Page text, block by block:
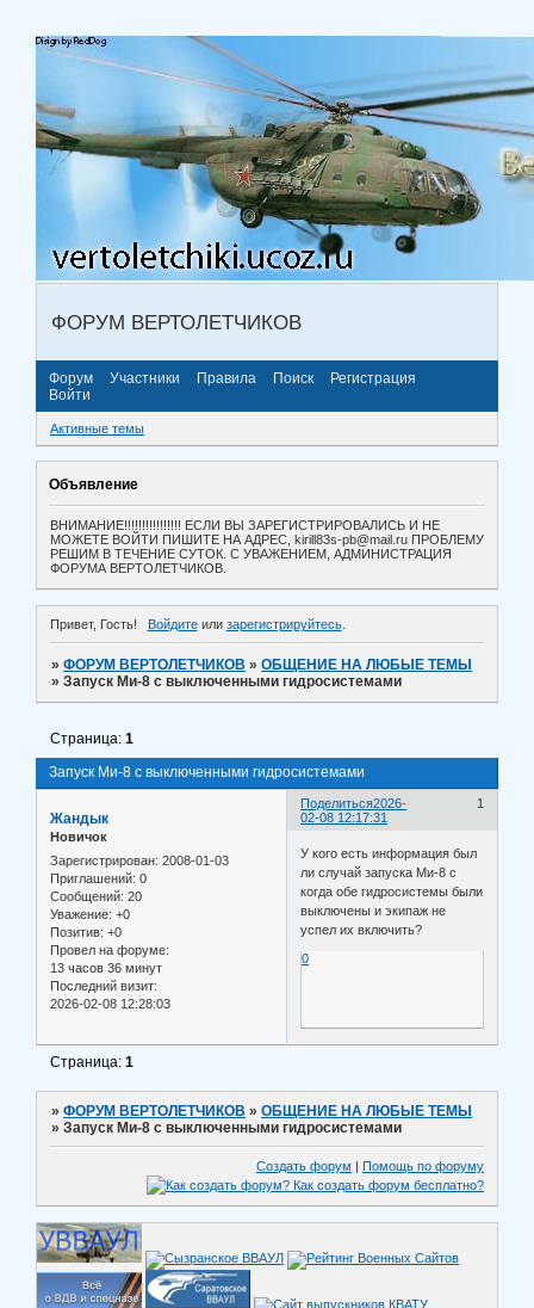
ФОРУМ ВЕРТОЛЕТЧИКОВ
Форум Участники Правила Поиск
Регистрация
Войти
Активные темы
Объявление
ВНИМАНИЕ!!!!!!!!!!!!!!!! ЕСЛИ ВЫ ЗАРЕГИСТРИРОВАЛИСЬ И НЕ
МОЖЕТЕ ВОЙТИ ПИШИТЕ НА АДРЕС, kirill83s-pb@mail.ru ПРОБЛЕМУ
РЕШИМ В ТЕЧЕНИЕ СУТОК. С УВАЖЕНИЕМ, АДМИНИСТРАЦИЯ
ФОРУМА ВЕРТОЛЕТЧИКОВ.
Привет, Гость! Войдитеили зарегистрируйтесь.
»ФОРУМ ВЕРТОЛЕТЧИКОВ »ОБЩЕНИЕ НА ЛЮБЫЕ ТЕМЫ
»Запуск Ми-8 с выключенными гидросистемами
Запуск Ми-8 с выключенными гидросистемами
Страница:1
Поделиться 1
2026-
02-08 12:17:31
Жандык
Новичок
Зарегистрирован: 2008-01-03
Приглашений: 0
Сообщений: 20
Уважение: +0
Позитив: +0
Провел на форуме:
13 часов 36 минут
Последний визит:
2026-02-08 12:28:03
У кого есть информация был
ли случай запуска Ми-8 с
когда обе гидросистемы были
выключены и экипаж не
успел их включить?
0
Страница:1
»ФОРУМ ВЕРТОЛЕТЧИКОВ »ОБЩЕНИЕ НА ЛЮБЫЕ ТЕМЫ
»Запуск Ми-8 с выключенными гидросистемами
Создать форум | Помощь по форуму